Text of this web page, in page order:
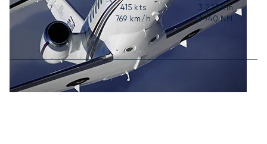
7 415 kts
769 km/h
3 222km
1 740NM